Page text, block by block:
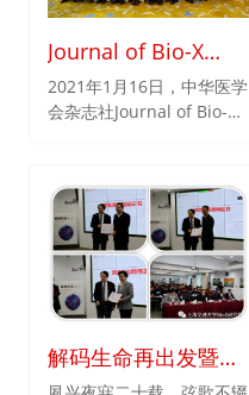
Journal of Bio-X
Research杂志第一届
编委会 第三次全体工
2021年1月16日，中华医学
会杂志社Journal of Bio-X
海顺利召开。杂志总编辑上
海交通大学贺林院士、中华
医学会杂志社副社长刘冰编
审、杂志副总编辑黄荷凤院
士、陈子江院士、卞修武院
士、宋尔卫院士、徐建青教
代表李晶总监，以及韩卫
东、张惠丹、段朝晖、傅启
解码生命再出发暨